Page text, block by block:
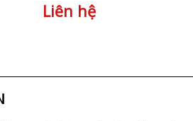
Liên hệ